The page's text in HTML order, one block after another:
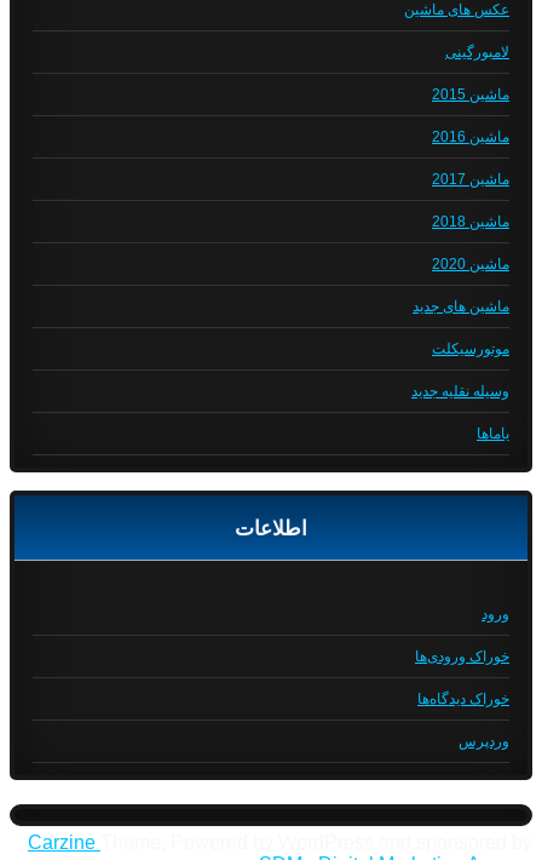
عکس های ماشین
لامبورگینی
ماشین 2015
ماشین 2016
ماشین 2017
ماشین 2018
ماشین 2020
ماشین های جدید
موتورسیکلت
وسیله نقلیه جدید
یاماها
اطلاعات
ورود
خوراک ورودی‌ها
خوراک دیدگاه‌ها
وردپرس
Carzine